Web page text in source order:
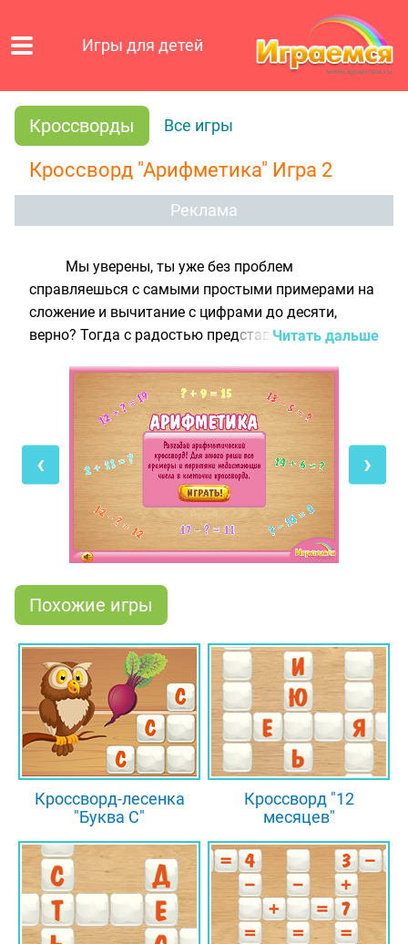
Игры для детей
Кроссворды Все игры
Кроссворд "Арифметика" Игра 2
Реклама
Мы уверены, ты уже без проблем
справляешься с самыми простыми примерами на
сложение и вычитание с цифрами до десяти,
верно? Тогда с радостью представляем тебе наш
получился чуточку сложнее - в это раз тебе
предстоит решить 24 арифметических примера с
числами до двадцати.
Обрати внимание, в самом начале игры
некоторые примеры невозможно решить, так как
в них не хватает чисел. Например, может
отсутствовать слагаемое и сумма или
уменьшаемое и вычитаемое число. Но по мере
известны, пустые клеточки будут заполняться
числами. В итоге можно будет разгадать
сможешь ли ты справиться с заданием!
Читать дальше
‹ ›
Похожие игры
Кроссворд-лесенка
"Буква С"
Кроссворд "12
месяцев"